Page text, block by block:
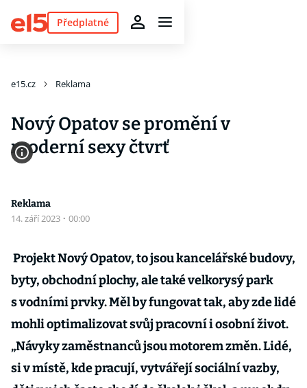
Předplatné
e15.cz Reklama
Nový Opatov se promění v
moderní sexy čtvrť
Reklama
14. září 2023 · 00:00
Projekt Nový Opatov, to jsou kancelářské budovy,
byty, obchodní plochy, ale také velkorysý park
s vodními prvky. Měl by fungovat tak, aby zde lidé
mohli optimalizovat svůj pracovní i osobní život.
„Návyky zaměstnanců jsou motorem změn. Lidé,
si v místě, kde pracují, vytvářejí sociální vazby,